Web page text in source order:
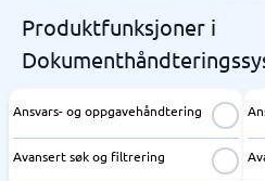
Produktfunksjoner i
Ansvars- og oppgavehåndtering
Avansert søk og filtrering